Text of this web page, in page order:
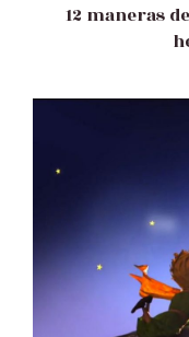
12 maneras